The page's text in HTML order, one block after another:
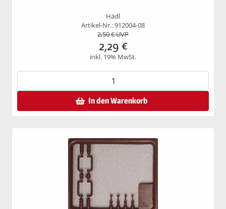
Hädl
Artikel-Nr.: 912004-08
2,50€ UVP
2,29 €
inkl. 19% MwSt.
In den Warenkorb